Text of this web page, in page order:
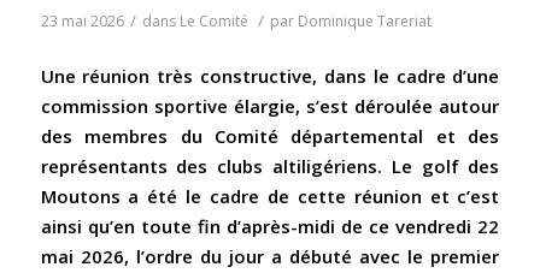
23 mai 2026 / dans Le Comité / par Dominique Tareriat
Une réunion très constructive, dans le cadre d’une
commission sportive élargie, s’est déroulée autour
des membres du Comité départemental et des
représentants des clubs altiligériens. Le golf des
Moutons a été le cadre de cette réunion et c’est
ainsi qu’en toute fin d’après-midi de ce vendredi 22
mai 2026, l’ordre du jour a débuté avec le premier